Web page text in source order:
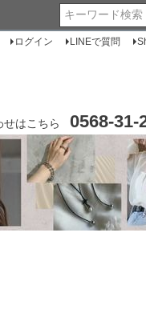
ログイン LINEで質問
せはこちら 0568-31-